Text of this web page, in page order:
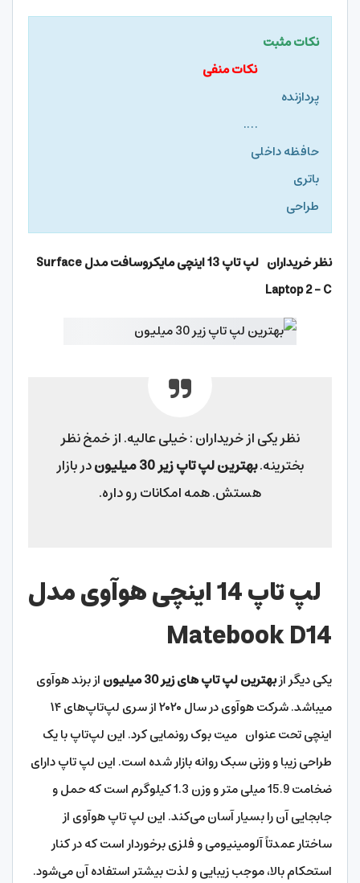
نکات مثبت
نکات منفی
پردازنده
….
حافظه داخلی
باتری
طراحی
نظر خریداران لپ تاپ 13 اینچی مایکروسافت مدل
Surface
Laptop 2 – C
نظر یکی از خریداران : خیلی عالیه. از خمخ نظر
بخترینه.بهترین لپ تاپ زیر 30 میلیون
در بازار
هستش. همه امکانات رو داره.
لپ تاپ 14 اینچی هوآوی مدل
Matebook D14
یکی دیگر ازبهترین لپ تاپ های زیر 30 میلیون
از برند هوآوی
میباشد. شرکت هوآوی در سال ۲۰۲۰ از سری لپ‌تاپ‌های ۱۴
اینچی تحت عنوان میت بوک رونمایی کرد. این لپ‌تاپ با یک
طراحی زیبا و وزنی سبک روانه بازار شده است. این لپ تاپ دارای
ضخامت 15.9 میلی متر و وزن 1.3 کیلوگرم است که حمل و
جابجایی آن را بسیار آسان می‌کند. این لپ تاپ هوآوی از
ساختار عمدتاً آلومینیومی و فلزی برخوردار است که در کنار
استحکام بالا، موجب زیبایی و لذت بیشتر استفاده آن می‌شود.